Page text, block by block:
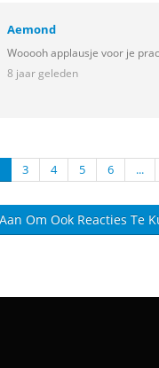
Aemond
Wooooh applausje voor je
8 jaar geleden
3 4 5 6 ...
Om Ook Reacties Te